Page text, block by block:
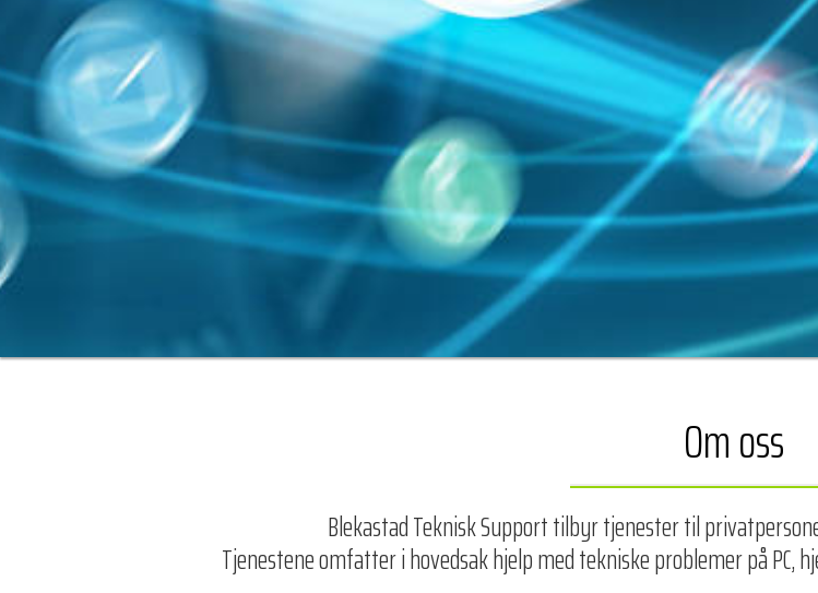
Om oss
Blekastad Teknisk Support tilbyr tjenester til
Tjenestene omfatter i hovedsak hjelp med tekniske problemer på PC,